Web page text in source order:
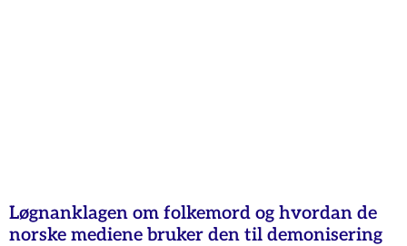
Løgnanklagen om folkemord og hvordan de
norske mediene bruker den til demonisering